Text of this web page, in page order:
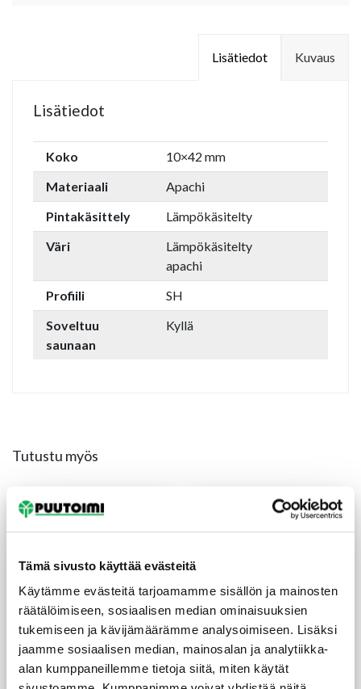
Tämä sivusto käyttää evästeitä
Käytämme evästeitä tarjoamamme sisällön ja mainosten
räätälöimiseen, sosiaalisen median ominaisuuksien
tukemiseen ja kävijämäärämme analysoimiseen. Lisäksi
jaamme sosiaalisen median, mainosalan ja analytiikka-
alan kumppaneillemme tietoja siitä, miten käytät
Kuvaus
Lisätiedot
Lisätiedot
Koko
10×42 mm
Materiaali
Apachi
Pintakäsittely
Lämpökäsitelty
Väri
Lämpökäsitelty
apachi
Profiili
SH
Soveltuu
saunaan
Kyllä
Tutustu myös
Mattolista 11X16X3300
Jalkalista 12X57X3200